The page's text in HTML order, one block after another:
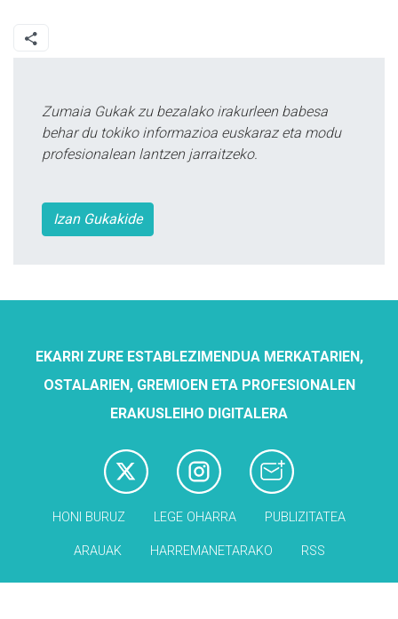
Zumaia Gukak zu bezalako irakurleen babesa
behar du tokiko informazioa euskaraz eta modu
profesionalean lantzen jarraitzeko.
Izan Gukakide
EKARRI ZURE ESTABLEZIMENDUA MERKATARIEN,
OSTALARIEN, GREMIOEN ETA PROFESIONALEN
ERAKUSLEIHO DIGITALERA
HONI BURUZ LEGE OHARRA PUBLIZITATEA
ARAUAK HARREMANETARAKO RSS